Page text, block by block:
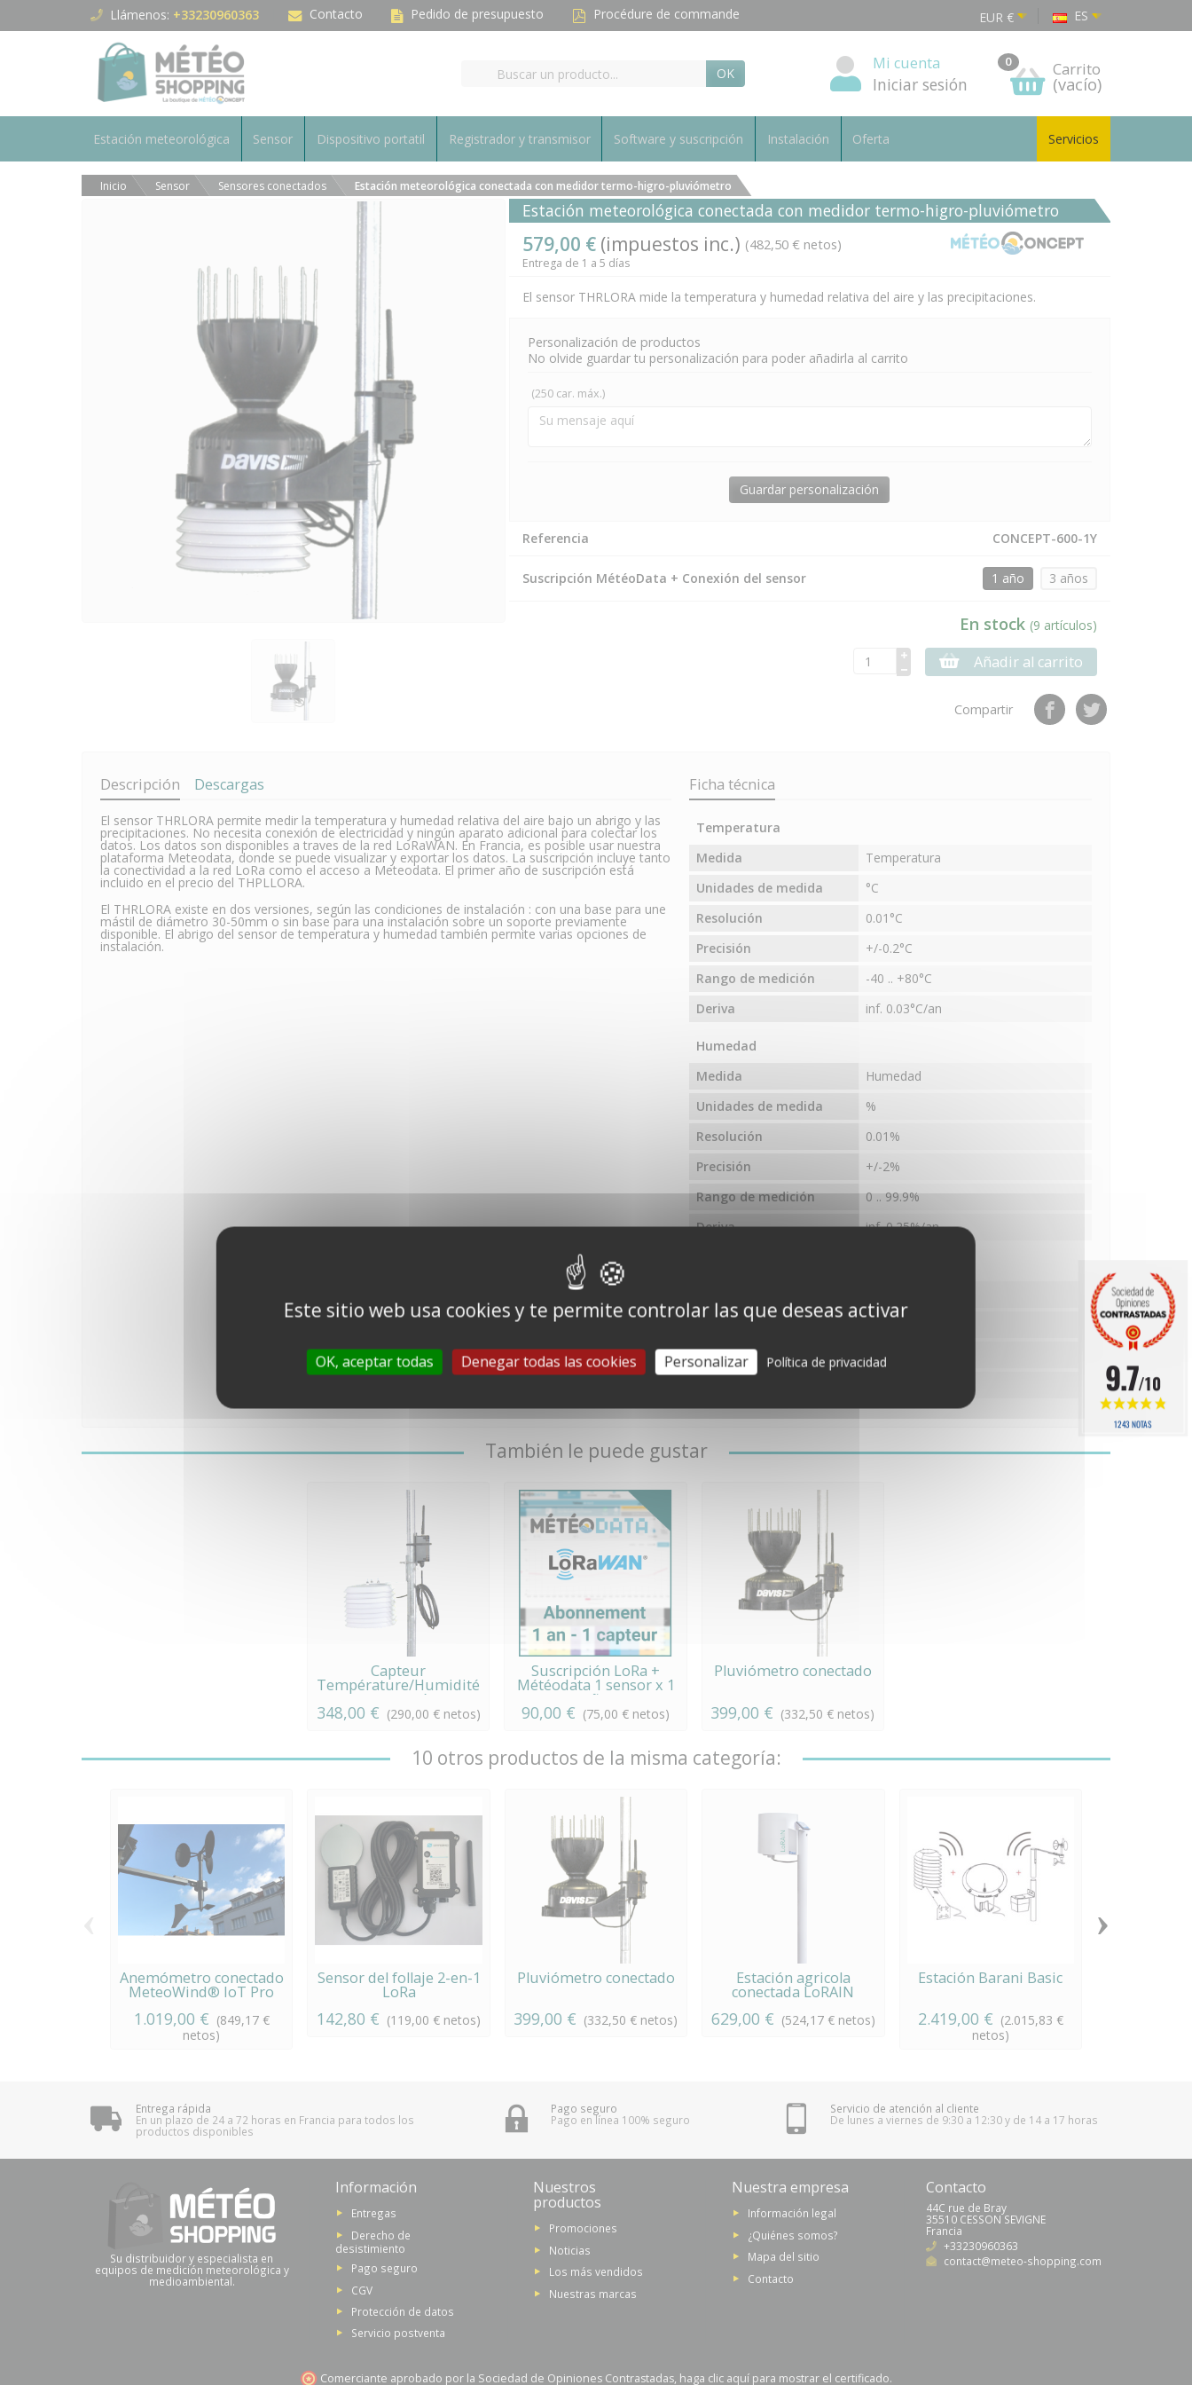
Llámenos: +33230960363 Contacto Pedido de presupuesto Procédure de commande EUR € ES
OK
Mi cuenta
Iniciar sesión
0 Carrito
(vacío)
Estación meteorológica Sensor Dispositivo portatil Registrador y transmisor Software y suscripción Instalación Oferta Servicios
Inicio Sensor Sensores conectados Estación meteorológica conectada con medidor termo-higro-pluviómetro
Estación meteorológica conectada con medidor termo-higro-pluviómetro
579,00 € (impuestos inc.) (482,50 € netos)
Entrega de 1 a 5 días
El sensor THRLORA mide la temperatura y humedad relativa del aire y las precipitaciones.
Personalización de productos
No olvide guardar tu personalización para poder añadirla al carrito
(250 car. máx.)
Guardar personalización
Referencia CONCEPT-600-1Y
Suscripción MétéoData + Conexión del sensor 1 año 3 años
En stock (9 artículos)
Añadir al carrito
Compartir
Descripción Descargas
El sensor THRLORA permite medir la temperatura y humedad relativa del aire bajo un abrigo y las
precipitaciones. No necesita conexión de electricidad y ningún aparato adicional para colectar los
datos. Los datos son disponibles a traves de la red LoRaWAN. En Francia, es posible usar nuestra
plataforma Meteodata, donde se puede visualizar y exportar los datos. La suscripción incluye tanto
la conectividad a la red LoRa como el acceso a Meteodata. El primer año de suscripción está
incluido en el precio del THPLLORA.
El THRLORA existe en dos versiones, según las condiciones de instalación : con una base para une
mástil de diámetro 30-50mm o sin base para una instalación sobre un soporte previamente
disponible. El abrigo del sensor de temperatura y humedad también permite varias opciones de
instalación.
Ficha técnica
Temperatura
Medida
Temperatura
Unidades de medida
°C
Resolución
0.01°C
Precisión
+/-0.2°C
Rango de medición
-40 .. +80°C
Deriva
inf. 0.03°C/an
Humedad
Medida
Humedad
Unidades de medida
%
Resolución
0.01%
Precisión
+/-2%
Rango de medición
0 .. 99.9%
Deriva
inf. 0.25%/an
Unidades de medida
Resolución
0.1mm
También le puede gustar
Capteur
Température/Humidité
connecté
348,00 € (290,00 € netos)
Suscripción LoRa +
Météodata 1 sensor x 1
año
90,00 € (75,00 € netos)
Pluviómetro conectado
399,00 € (332,50 € netos)
10 otros productos de la misma categoría:
Anemómetro conectado
MeteoWind® IoT Pro
1.019,00 € (849,17 €
netos)
Sensor del follaje 2-en-1
LoRa
142,80 € (119,00 € netos)
Pluviómetro conectado
399,00 € (332,50 € netos)
Estación agricola
conectada LoRAIN
629,00 € (524,17 € netos)
Estación Barani Basic
2.419,00 € (2.015,83 €
netos)
›
Entrega rápida
En un plazo de 24 a 72 horas en Francia para todos los
productos disponibles
Pago seguro
Pago en línea 100% seguro
Servicio de atención al cliente
De lunes a viernes de 9:30 a 12:30 y de 14 a 17 horas
Su distribuidor y especialista en
equipos de medición meteorológica y
medioambiental.
Información
Entregas
Derecho de
desistimiento
Pago seguro
CGV
Protección de datos
Servicio postventa
Nuestros
productos
Promociones
Noticias
Los más vendidos
Nuestras marcas
Nuestra empresa
Información legal
¿Quiénes somos?
Mapa del sitio
Contacto
Contacto
44C rue de Bray
35510 CESSON SEVIGNE
Francia
+33230960363
contact@meteo-shopping.com
Comerciante aprobado por la Sociedad de Opiniones Contrastadas, haga clic aquí para mostrar el certificado.
9.7/10
1243 NOTAS
Panel de gestión de cookies
Este sitio web usa cookies y te permite controlar las que deseas activar
OK, aceptar todas Denegar todas las cookies Personalizar Política de privacidad